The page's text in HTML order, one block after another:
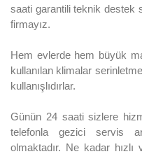
saati garantili teknik destek
firmayız.
Hem evlerde hem büyük
kullanılan klimalar
kullanışlıdırlar.
Günün 24 saati sizlere
telefonla gezici servis
olmaktadır. Ne kadar hızlı